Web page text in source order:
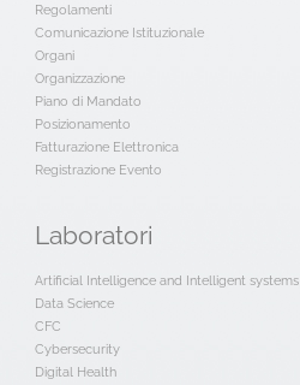
Regolamenti
Comunicazione Istituzionale
Organi
Organizzazione
Piano di Mandato
Posizionamento
Fatturazione Elettronica
Registrazione Evento
Laboratori
Artificial Intelligence and Intelligent systems
Data Science
CFC
Cybersecurity
Digital Health